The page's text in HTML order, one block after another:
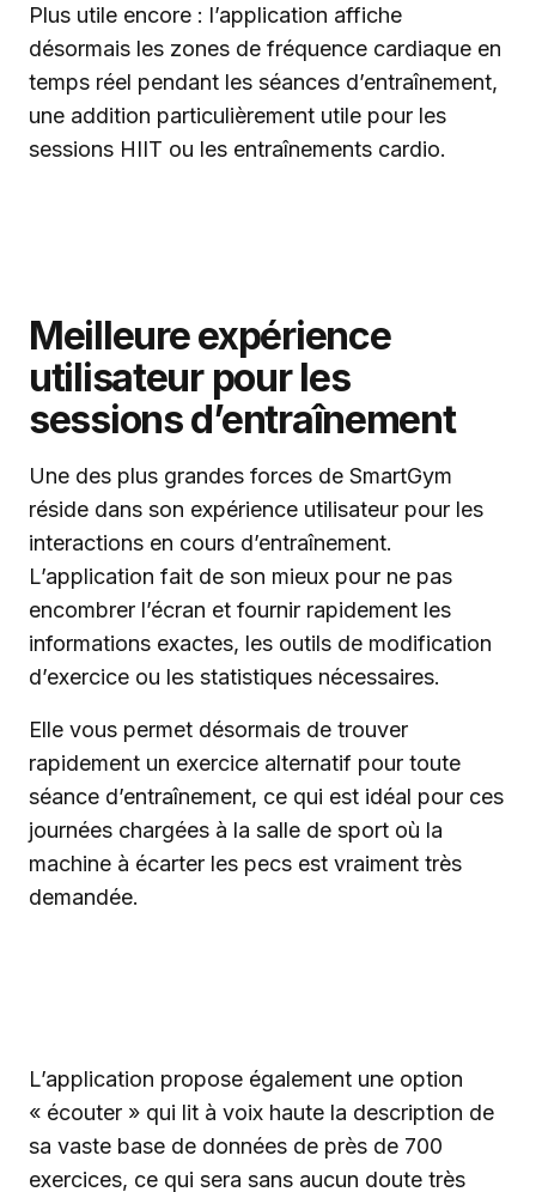
Plus utile encore : l’application affiche
désormais les zones de fréquence cardiaque en
temps réel pendant les séances d’entraînement,
une addition particulièrement utile pour les
sessions HIIT ou les entraînements cardio.
Meilleure expérience
utilisateur pour les
sessions d’entraînement
Une des plus grandes forces de SmartGym
réside dans son expérience utilisateur pour les
interactions en cours d’entraînement.
L’application fait de son mieux pour ne pas
encombrer l’écran et fournir rapidement les
informations exactes, les outils de modification
d’exercice ou les statistiques nécessaires.
Elle vous permet désormais de trouver
rapidement un exercice alternatif pour toute
séance d’entraînement, ce qui est idéal pour ces
journées chargées à la salle de sport où la
machine à écarter les pecs est vraiment très
demandée.
L’application propose également une option
« écouter » qui lit à voix haute la description de
sa vaste base de données de près de 700
exercices, ce qui sera sans aucun doute très